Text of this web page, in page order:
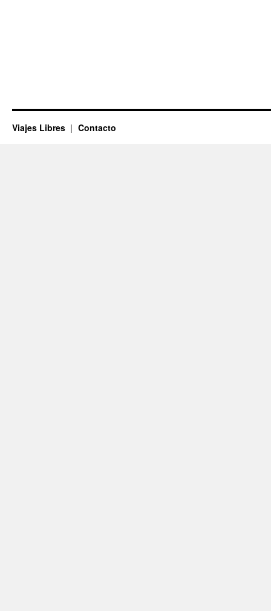
Viajes Libres Contacto